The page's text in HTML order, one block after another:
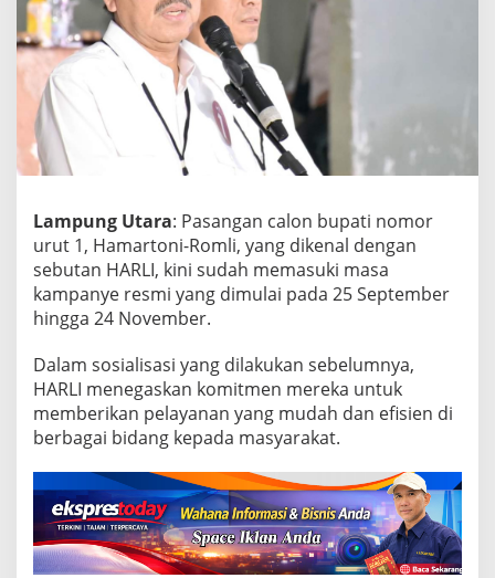
P
e
l
a
y
a
u
l
i
k
g
E
f
i
i
e
n
u
n
Lampung Utara: Pasangan calon bupati nomor
urut 1, Hamartoni-Romli, yang dikenal dengan
sebutan HARLI, kini sudah memasuki masa
kampanye resmi yang dimulai pada 25 September
hingga 24 November.
Dalam sosialisasi yang dilakukan sebelumnya,
HARLI menegaskan komitmen mereka untuk
memberikan pelayanan yang mudah dan efisien di
berbagai bidang kepada masyarakat.